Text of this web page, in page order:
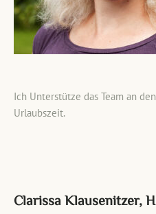
Ich Unterstütze das Team an
Urlaubszeit.
Clarissa Klausenitzer,